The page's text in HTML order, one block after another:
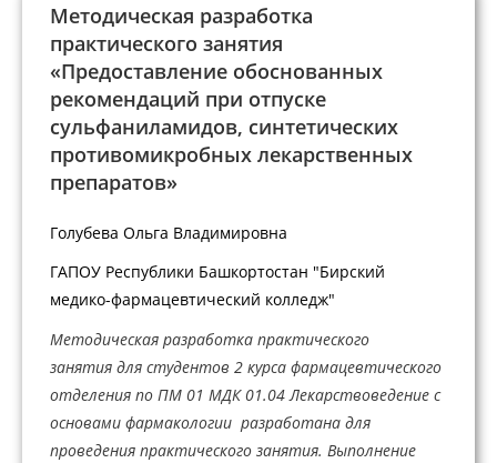
Методическая разработка
практического занятия
«Предоставление обоснованных
рекомендаций при отпуске
сульфаниламидов, синтетических
противомикробных лекарственных
препаратов»
Голубева Ольга Владимировна
ГАПОУ Республики Башкортостан "Бирский
медико-фармацевтический колледж"
Методическая разработка практического
занятия для студентов 2 курса фармацевтического
отделения по ПМ 01 МДК 01.04 Лекарствоведение с
основами фармакологии разработана для
проведения практического занятия. Выполнение